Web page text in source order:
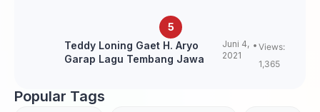
Teddy Loning Gaet H. Aryo
Garap Lagu Tembang Jawa
Juni 4,
2021
Views:
1,365
Popular Tags